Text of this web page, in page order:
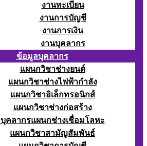
งานทะเบียน
งานการบัญชี
งานการเงิน
งานบุคลากร
ข้อมูลบุคลากร
แผนกวิชาช่างยนต์
แผนกวิชาช่างไฟฟ้ากำลัง
แผนกวิชาอิเล็กทรอนิกส์
แผนกวิชาช่างก่อสร้าง
บุคลากรแผนกช่างเชื่อมโลหะ
แผนกวิชาสามัญสัมพันธ์